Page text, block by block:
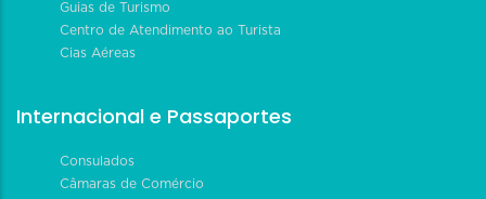
Guias de Turismo
Centro de Atendimento ao Turista
Cias Aéreas
Internacional e Passaportes
Consulados
Câmaras de Comércio